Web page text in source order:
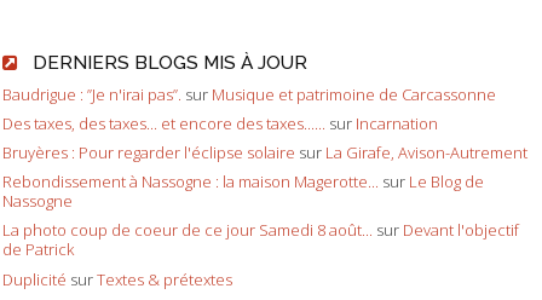
DERNIERS BLOGS MIS À JOUR
Baudrigue : ”Je n'irai pas”. sur Musique et patrimoine de Carcassonne
Des taxes, des taxes... et encore des taxes...... sur Incarnation
Bruyères : Pour regarder l'éclipse solaire sur La Girafe, Avison-Autrement
Rebondissement à Nassogne : la maison Magerotte... sur Le Blog de
Nassogne
La photo coup de coeur de ce jour Samedi 8 août... sur Devant l'objectif
de Patrick
Duplicité surTextes & prétextes